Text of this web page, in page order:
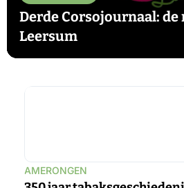
Derde Corsojournaal:
Leersum
AMERONGEN